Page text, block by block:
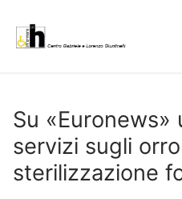
contenuto
Su «Euronews»
servizi sugli
sterilizzazione